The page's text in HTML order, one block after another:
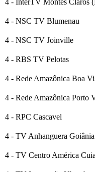
4 - InterTV Montes Claros
4 - NSC TV Blumenau
4 - NSC TV Joinville
4 - RBS TV Pelotas
4 - Rede Amazônica Boa
4 - Rede Amazônica Porto
4 - RPC Cascavel
4 - TV Anhanguera Goiânia
4 - TV Centro América